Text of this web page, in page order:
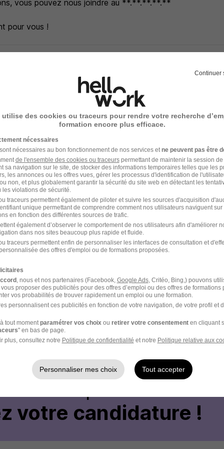
vous pouvez nous joindre au **.**.**.**.**
pour vous !
de travail temporaire et de recrutement préférée des
de taux de satisfaction.
à votre épanouissement professionnel à chaque
qui vous plaît.
en France pour vous accompagner dans votre recherche
dans tous les secteurs d'activité : Industrie,
Tertiaire...
politique Diversité et RSE, à compétences égales, toutes
en situation de handicap.
expérience de recrutement ? Candidatez en
: Z54-318858
compte Hellowork
votre candidature !
Continuer
utilise des cookies ou traceurs pour rendre votre recherche
formation encore plus efficace.
nécessaires
nécessaires au bon fonctionnement de nos services et ne peuvent pas être
de l'ensemble des cookies ou traceurspermettant de maintenir la session
sa navigation sur le site, de stocker des informations temporaires telles que les
les annonces ou les offres vues, gérer les processus d'identification de
non, et plus globalement garantir la sécurité du site web en détectant les
violations de sécurité.
traceurs permettent également de piloter et suivre les sources d'acquisition
unique permettant de comprendre comment nos utilisateurs naviguent sur
en fonction des différentes sources de trafic.
également d’observer le comportement de nos utilisateurs afin d'améliorer
dans nos sites beaucoup plus rapide et fluide.
traceurs permettent enfin de personnaliser les interfaces de consultation et
des offres d'emploi ou de formations proposées.
, nous et nos partenaires (Facebook, Google Ads, Critéo, Bing,) pouvons
proposer des publicités pour des offres d’emploi ou des offres de formations
vos probabilités de trouver rapidement un emploi ou une formation.
personnalisent ces publicités en fonction de votre navigation, de votre profil et
tout moment paramétrer vos choix ou retirer votre consentementen cliquant
" en bas de page.
plus, consultez notre Politique de confidentialité et notre Politique relative aux
Personnaliser mes choix Tout accepter